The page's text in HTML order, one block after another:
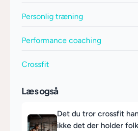
Personlig træning
Performance coaching
Crossfit
Læs også
Det du tror crossfit
ikke det der holder